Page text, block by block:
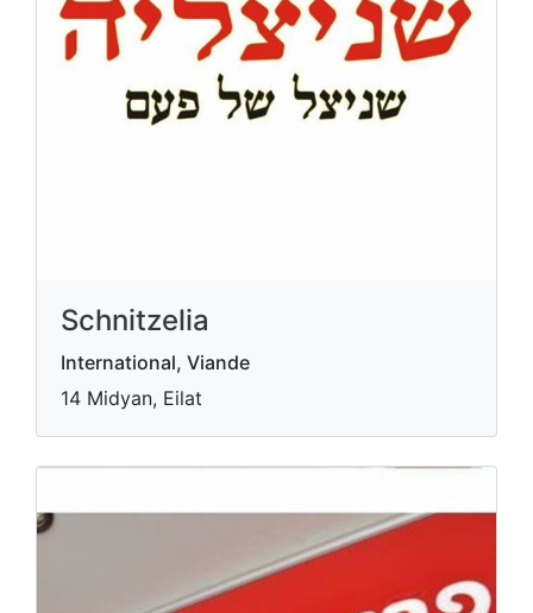
Schnitzelia
International, Viande
14 Midyan, Eilat